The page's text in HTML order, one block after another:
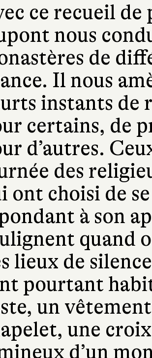
ce recueil
nous
de
Il nous
instants de
certains, de
d’autres.
des
ont choisi de
à son
quand
lieux de
pourtant
un
une
d’un